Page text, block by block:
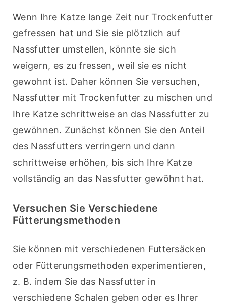
Wenn Ihre Katze lange Zeit nur Trockenfutter
gefressen hat und Sie sie plötzlich auf
Nassfutter umstellen, könnte sie sich
weigern, es zu fressen, weil sie es nicht
gewohnt ist. Daher können Sie versuchen,
Nassfutter mit Trockenfutter zu mischen und
Ihre Katze schrittweise an das Nassfutter zu
gewöhnen. Zunächst können Sie den Anteil
des Nassfutters verringern und dann
schrittweise erhöhen, bis sich Ihre Katze
vollständig an das Nassfutter gewöhnt hat.
Versuchen Sie Verschiedene
Fütterungsmethoden
Sie können mit verschiedenen Futtersäcken
oder Fütterungsmethoden experimentieren,
z. B. indem Sie das Nassfutter in
verschiedene Schalen geben oder es Ihrer